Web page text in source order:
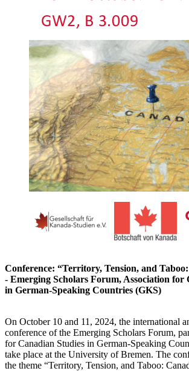
Conference: “Territory, Tension, and
- Emerging Scholars Forum, Association for
in German-Speaking Countries (GKS)
On October 10 and 11, 2024, the international
conference of the Emerging Scholars Forum,
for Canadian Studies in German-Speaking
take place at the University of Bremen. The
the theme “Territory, Tension, and Taboo: